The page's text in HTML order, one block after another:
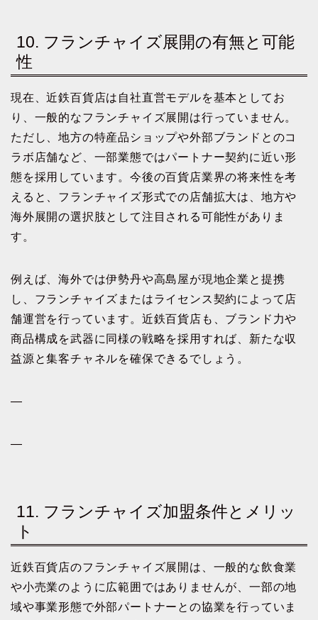
10. フランチャイズ展開の有無と可能
性
現在、近鉄百貨店は自社直営モデルを基本としてお
り、一般的なフランチャイズ展開は行っていません。
ただし、地方の特産品ショップや外部ブランドとのコ
ラボ店舗など、一部業態ではパートナー契約に近い形
態を採用しています。今後の百貨店業界の将来性を考
えると、フランチャイズ形式での店舗拡大は、地方や
海外展開の選択肢として注目される可能性がありま
す。
例えば、海外では伊勢丹や高島屋が現地企業と提携
し、フランチャイズまたはライセンス契約によって店
舗運営を行っています。近鉄百貨店も、ブランド力や
商品構成を武器に同様の戦略を採用すれば、新たな収
益源と集客チャネルを確保できるでしょう。
—
—
11. フランチャイズ加盟条件とメリッ
ト
近鉄百貨店のフランチャイズ展開は、一般的な飲食業
や小売業のように広範囲ではありませんが、一部の地
域や事業形態で外部パートナーとの協業を行っていま